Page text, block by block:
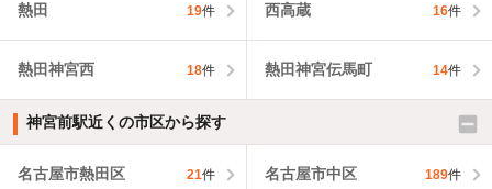
熱田 19件 西高蔵 16件
熱田神宮西 18件 熱田神宮伝馬町 14件
神宮前駅近くの市区から探す
名古屋市熱田区 21件 名古屋市中区 189件